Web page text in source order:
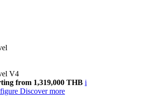
V4
from 1,319,000 THB i
Discover more